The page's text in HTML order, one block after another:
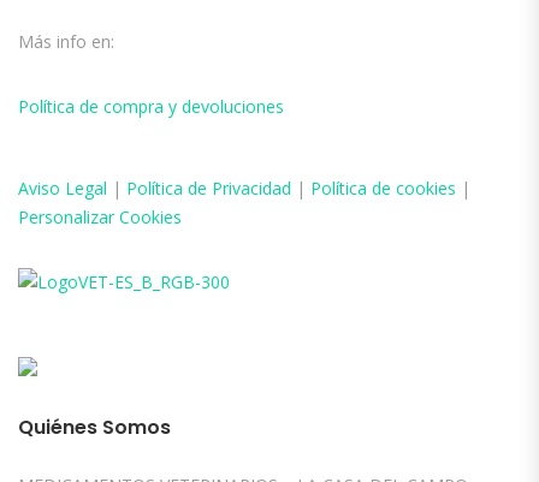
Más info en:
Política de compra y devoluciones
Aviso Legal | Política de Privacidad | Política de cookies |
Personalizar Cookies
Quiénes Somos